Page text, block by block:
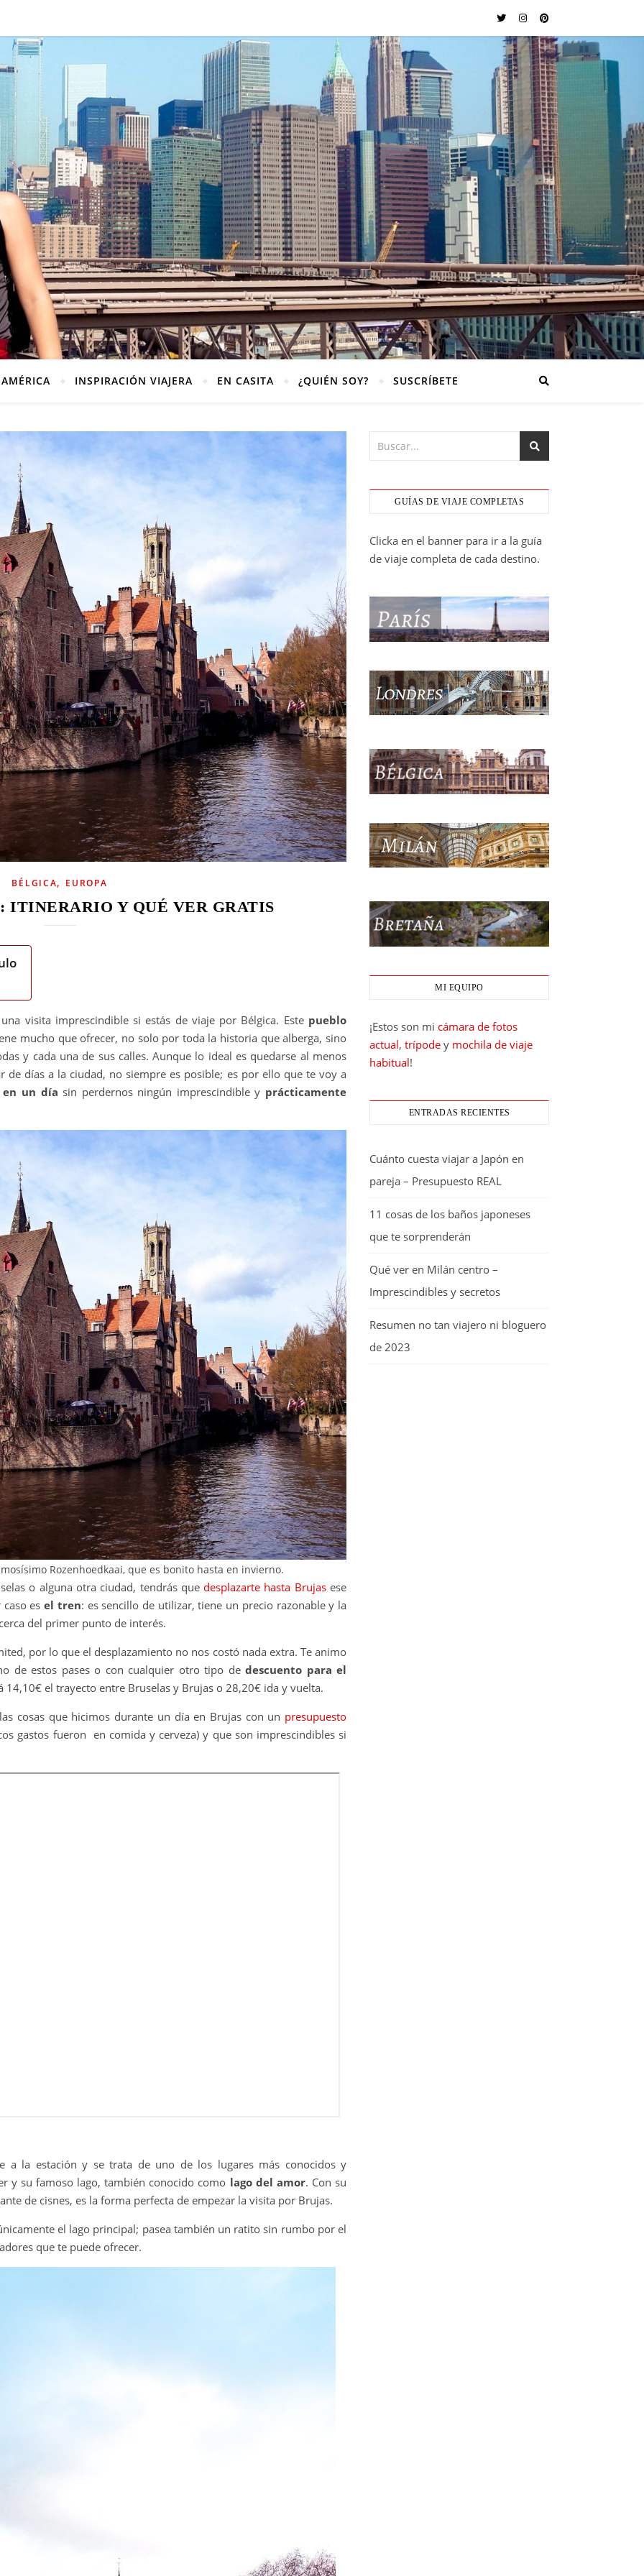
AMÉRICA INSPIRACIÓN VIAJERA EN CASITA ¿QUIÉN SOY? SUSCRÍBETE
BÉLGICA, EUROPA
ITINERARIO Y QUÉ VER GRATIS
visita imprescindible si estás de viaje por Bélgica. Este pueblo
mucho que ofrecer, no solo por toda la historia que alberga, sino
y cada una de sus calles. Aunque lo ideal es quedarse al menos
días a la ciudad, no siempre es posible; es por ello que te voy a
en un día sin perdernos ningún imprescindible y prácticamente
Rozenhoedkaai, que es bonito hasta en invierno.
o alguna otra ciudad, tendrás quedesplazarte hasta Brujasese
caso esel tren: es sencillo de utilizar, tiene un precio razonable y la
del primer punto de interés.
por lo que el desplazamiento no nos costó nada extra. Te animo
de estos pases o con cualquier otro tipo dedescuento para el
14,10€ el trayecto entre Bruselas y Brujas o 28,20€ ida y vuelta.
cosas que hicimos durante un día en Brujas con un presupuesto
gastos fueron en comida y cerveza) y que son imprescindibles si
a la estación y se trata de uno de los lugares más conocidos y
y su famoso lago, también conocido como lago del amor. Con su
de cisnes, es la forma perfecta de empezar la visita por Brujas.
el lago principal; pasea también un ratito sin rumbo por el
que te puede ofrecer.
GUÍAS DE VIAJE COMPLETAS
Clicka en el banner para ir a la guía
de viaje completa de cada destino.
MI EQUIPO
¡Estos son mi cámara de fotos
actual, trípode y mochila de viaje
habitual!
ENTRADAS RECIENTES
Cuánto cuesta viajar a Japón en
pareja – Presupuesto REAL
11 cosas de los baños japoneses
que te sorprenderán
Qué ver en Milán centro –
Imprescindibles y secretos
Resumen no tan viajero ni bloguero
de 2023